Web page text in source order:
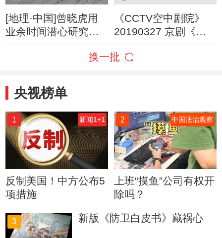
[地理·中国]曾晓虎用
业余时间潜心研究临
《CCTV空中剧院》
20190327 京剧《三
换一批
央视榜单
1 新闻1+1
反制美国！中方公布5
项措施
2 中国法治观察
上班“摸鱼”公司有权开
除吗？
3 新版《防卫白皮书》藏祸心